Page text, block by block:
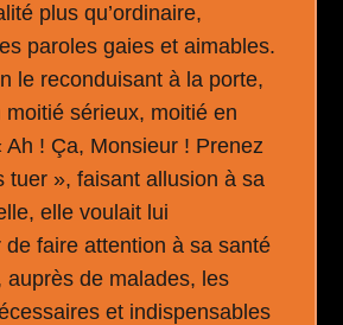
plus qu’ordinaire,
paroles gaies et aimables.
le reconduisant à la porte,
moitié sérieux, moitié en
Ah ! Ça, Monsieur ! Prenez
tuer », faisant allusion à sa
elle voulait lui
de faire attention à sa santé
auprès de malades, les
et indispensables